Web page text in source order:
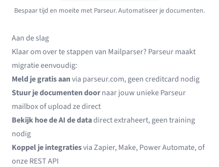
Bespaar tijd en moeite met Parseur. Automatiseer je documenten.
Aan de slag
Klaar om over te stappen van Mailparser? Parseur maakt
migratie eenvoudig:
Meld je gratis aanvia parseur.com, geen creditcard nodig
Stuur je documenten doornaar jouw unieke Parseur
mailbox of upload ze direct
Bekijk hoe de AI de datadirect extraheert, geen training
nodig
Koppel je integratiesviaZapier, Make, Power Automate, of
onze REST API